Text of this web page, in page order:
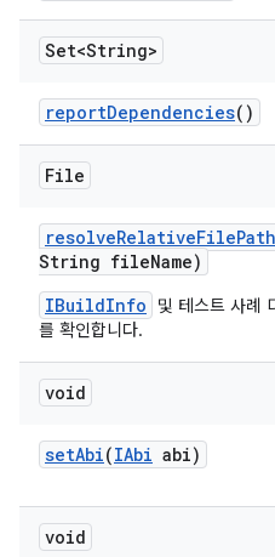
Set<String>
reportDependencies()
File
resolveRelativeFilePath
String fileName)
IBuildInfo
및 테스트 사례
를 확인합니다.
void
setAbi(IAbi abi)
void